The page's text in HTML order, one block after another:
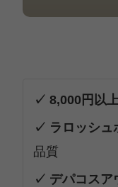
✓ 8,000円以
✓ ラロッシュ
品質
✓ デパコスア